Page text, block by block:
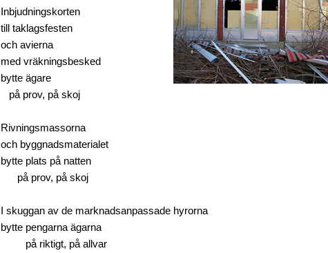
Inbjudningskorten
till taklagsfesten
och avierna
med vräkningsbesked
bytte ägare
på prov, på skoj
Rivningsmassorna
och byggnadsmaterialet
bytte plats på natten
på prov, på skoj
I skuggan av de marknadsanpassade hyrorna
bytte pengarna ägarna
på riktigt, på allvar